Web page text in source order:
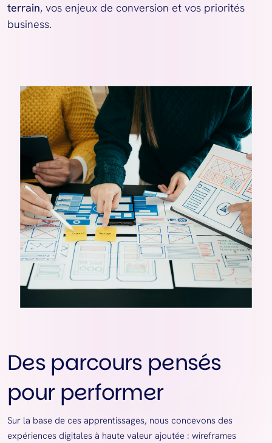
terrain, vos enjeux de conversion et vos priorités
business.
Des parcours pensés
pour performer
Sur la base de ces apprentissages, nous concevons des
expériences digitales à haute valeur ajoutée : wireframes